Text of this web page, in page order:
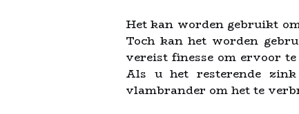
Het kan worden gebruikt
Toch kan het worden
vereist finesse om ervoor
Als u het resterende
vlambrander om het te